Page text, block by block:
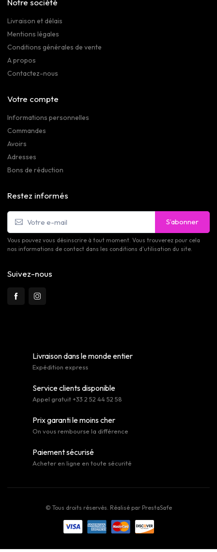
Notre société
Livraison et délais
Mentions légales
Conditions générales de vente
A propos
Contactez-nous
Votre compte
Informations personnelles
Commandes
Avoirs
Adresses
Bons de réduction
Restez informés
S’abonner
Vous pouvez vous désinscrire à tout moment. Vous trouverez pour cela
nos informations de contact dans les conditions d'utilisation du site.
Suivez-nous
Livraison dans le monde entier
Expédition express
Service clients disponible
Appel gratuit +33 2 52 44 52 58
Prix garanti le moins cher
On vous rembourse la différence
Paiement sécurisé
Acheter en ligne en toute sécurité
© Tous droits réservés. Réalisé par PrestaSafe